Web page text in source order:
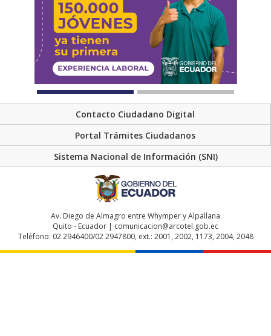
Contacto Ciudadano Digital
Portal Trámites Ciudadanos
Sistema Nacional de Información (SNI)
Av. Diego de Almagro entre Whymper y Alpallana
Quito - Ecuador | comunicacion@arcotel.gob.ec
Teléfono: 02 2946400/02 2947800, ext.: 2001, 2002, 1173, 2004, 2048